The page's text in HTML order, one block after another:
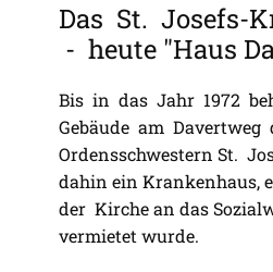
Das St. Josefs-
- heute "Haus
Bis in das Jahr 1972
Gebäude am Davertweg
Ordensschwestern St.
dahin ein Krankenhaus,
der Kirche an das
vermietet wurde.